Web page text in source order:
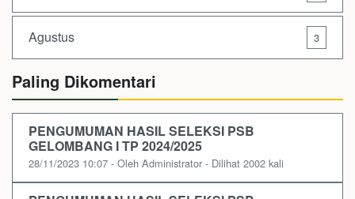
Agustus 3
Paling Dikomentari
PENGUMUMAN HASIL SELEKSI PSB
GELOMBANG I TP 2024/2025
28/11/2023 10:07 - Oleh Administrator - Dilihat 2002 kali